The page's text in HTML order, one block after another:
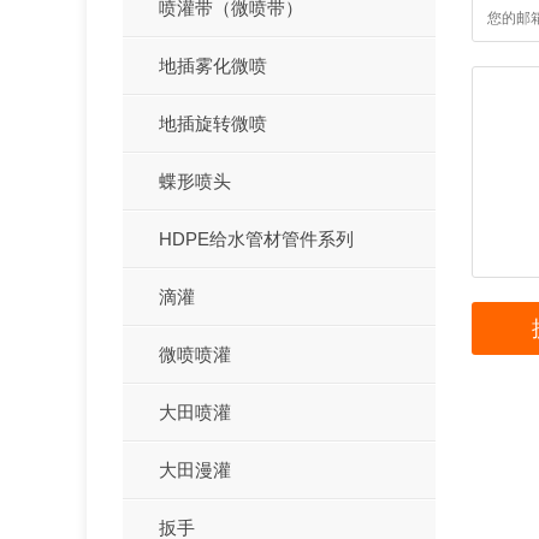
喷灌带（微喷带）
地插雾化微喷
地插旋转微喷
蝶形喷头
HDPE给水管材管件系列
滴灌
微喷喷灌
大田喷灌
大田漫灌
扳手